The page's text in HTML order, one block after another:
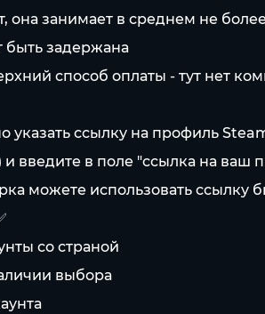
она занимает в среднем не
быть задержана
способ оплаты - тут нет
указать ссылку на профиль
введите в поле "ссылка на ваш
можете использовать ссылку
со страной
выбора